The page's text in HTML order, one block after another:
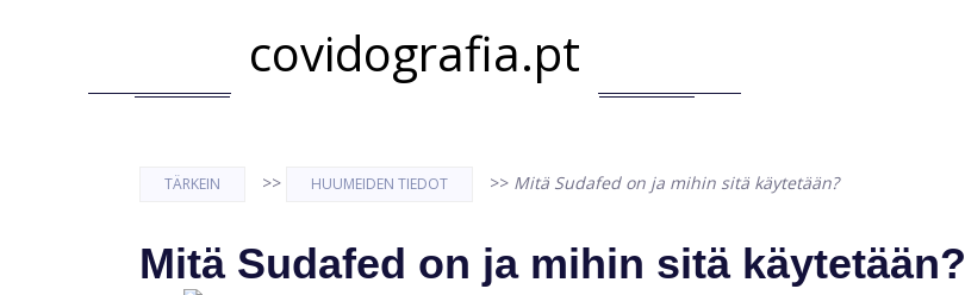
covidografia.pt
TÄRKEIN >> HUUMEIDEN TIEDOT >> Mitä Sudafed on ja mihin sitä käytetään?
Mitä Sudafed on ja mihin sitä käytetään?